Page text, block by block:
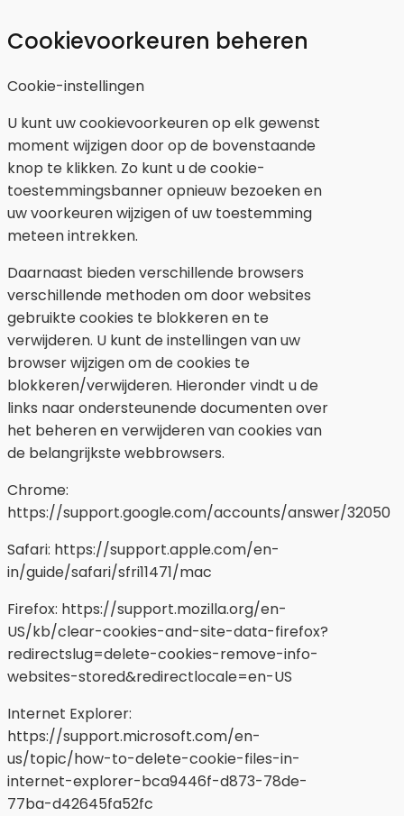
Cookievoorkeuren beheren
Cookie-instellingen
U kunt uw cookievoorkeuren op elk gewenst
moment wijzigen door op de bovenstaande
knop te klikken. Zo kunt u de cookie-
toestemmingsbanner opnieuw bezoeken en
uw voorkeuren wijzigen of uw toestemming
meteen intrekken.
Daarnaast bieden verschillende browsers
verschillende methoden om door websites
gebruikte cookies te blokkeren en te
verwijderen. U kunt de instellingen van uw
browser wijzigen om de cookies te
blokkeren/verwijderen. Hieronder vindt u de
links naar ondersteunende documenten over
het beheren en verwijderen van cookies van
de belangrijkste webbrowsers.
Chrome:
https://support.google.com/accounts/answer/32050
Safari: https://support.apple.com/en-
in/guide/safari/sfri11471/mac
Firefox: https://support.mozilla.org/en-
US/kb/clear-cookies-and-site-data-firefox?
redirectslug=delete-cookies-remove-info-
websites-stored&redirectlocale=en-US
Internet Explorer:
https://support.microsoft.com/en-
us/topic/how-to-delete-cookie-files-in-
internet-explorer-bca9446f-d873-78de-
77ba-d42645fa52fc